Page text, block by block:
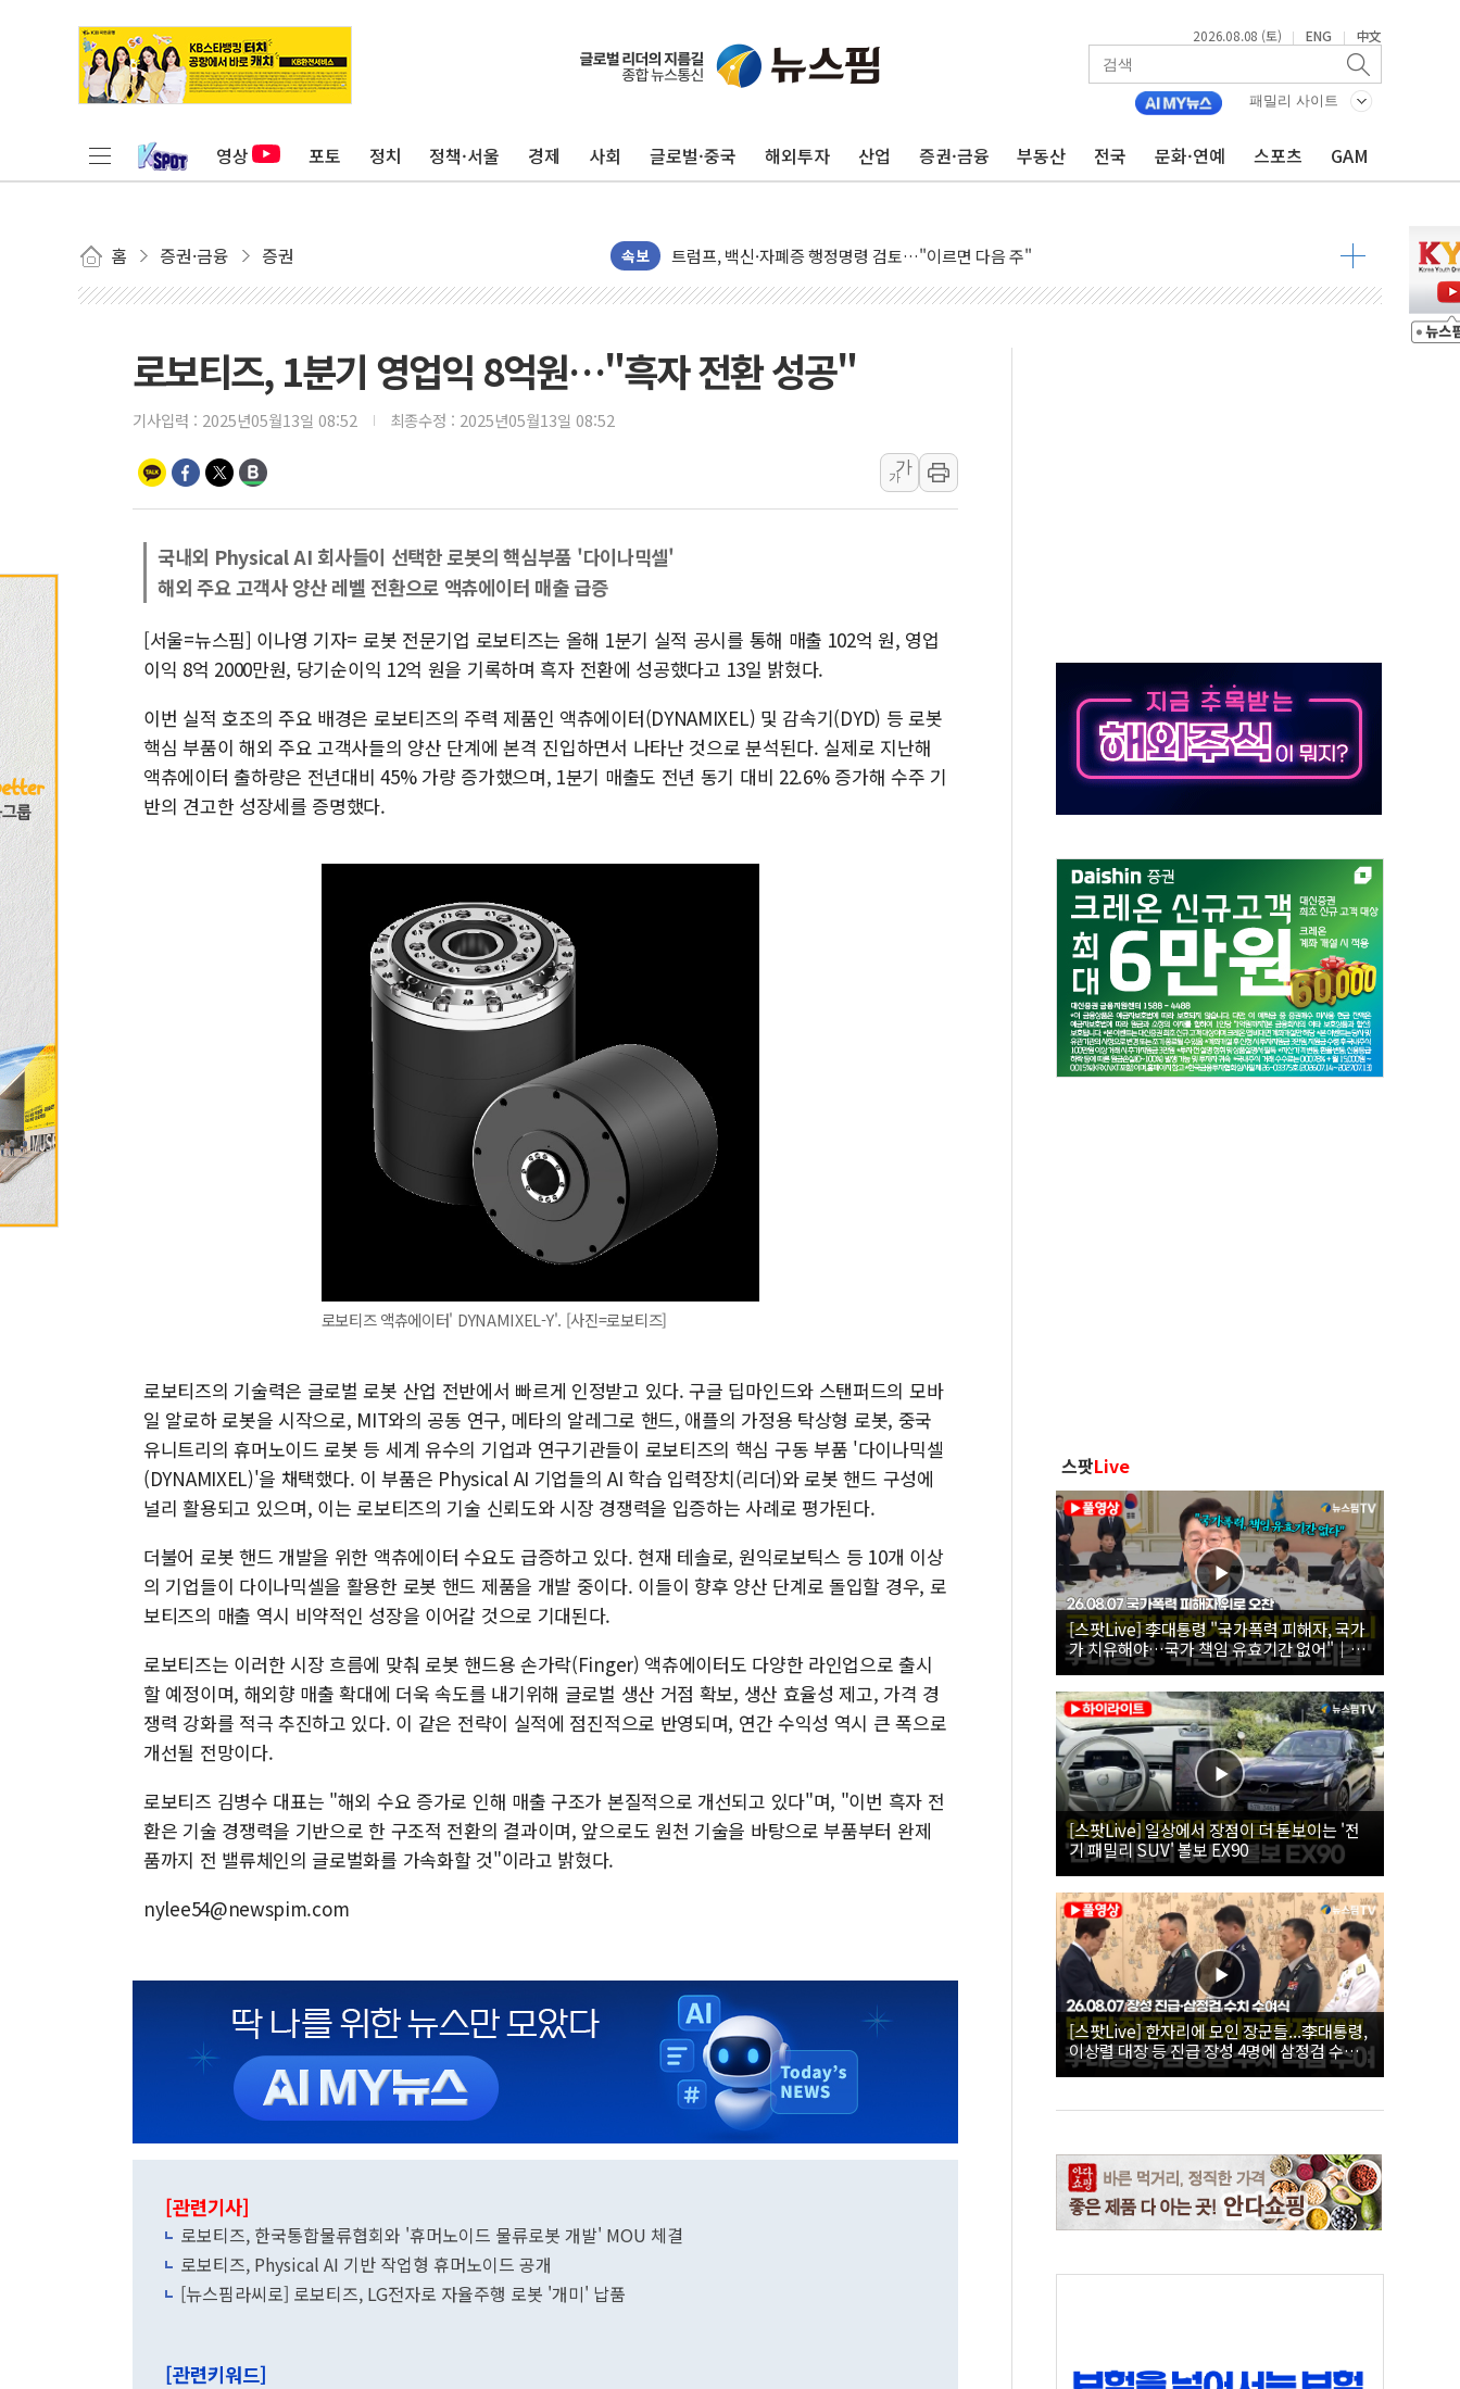
2026.08.08 (토) | ENG | 中文
패밀리 사이트
영상 포토 정치 정책·서울 경제 사회 글로벌·중국 해외투자 산업 증권·금융 부동산 전국 문화·연예 스포츠 GAM
홈 증권·금융 증권 속보
미 연준 매파 기세 꺾이나…고용 감소에 9월 동결 전망 우세
[종합] 이슬람 수니파 3국, '공동방위협정' 체결… 이스라엘·이란 위협에 맞설 자체 억지력 강화
美 항소법원, 백악관 무도회장 공사 중단 명령…트럼프 제동
이란 핵심 원유 수출항 '하르그섬', 최근 1주일 이상 '올스톱'… 美 해상봉쇄 영향
[AI MY 뉴스] 뉴욕 반도체주 프리뷰...美 고용 쇼크에 반도체주 '활짝'
뉴욕증시 프리뷰, 美 고용 쇼크에 금리 인상 우려 후퇴…나스닥 선물 1%대 상승
[사진] 이슬람 수니파 3개국, 공동방위협정 체결
뉴욕증시 개장 전 특징주...아틀라시안·클라우드플레어·태양광주↑ VS 트레이드데스크·웬디스↓
보훈부, 미 DPAA와 MOU… "6·25 미군 실종자 7359명 끝까지 찾겠다"
트럼프 "금리 내려야"…파월 때와 달리 워시엔 톤 낮춰
李 대통령, '6시간 마라톤 부동산 2차 회의' 주재… "전폭적 공급 확대·속도전 총력"
트럼프, 中 겨냥 폴리실리콘 관세 15% 부과…美 태양광주 급등
[사진] 빈살만과 에르도안의 만남
이란와이어 "이란 최고지도자 위독…곧 사망해도 놀랍지 않아"
남동발전, 해남군에 국내 최대 규모 400MW 태양광 착공…여의도 1.6배 규모
로보티즈, 1분기 영업익 8억원…"흑자 전환 성공"
기사입력 : 2025년05월13일 08:52 최종수정 : 2025년05월13일 08:52
가
가
국내외 Physical AI 회사들이 선택한 로봇의 핵심부품 '다이나믹셀'
해외 주요 고객사 양산 레벨 전환으로 액츄에이터 매출 급증
[서울=뉴스핌] 이나영 기자= 로봇 전문기업 로보티즈는 올해 1분기 실적 공시를 통해 매출 102억 원, 영업
이익 8억 2000만원, 당기순이익 12억 원을 기록하며 흑자 전환에 성공했다고 13일 밝혔다.
이번 실적 호조의 주요 배경은 로보티즈의 주력 제품인 액츄에이터(DYNAMIXEL) 및 감속기(DYD) 등 로봇
핵심 부품이 해외 주요 고객사들의 양산 단계에 본격 진입하면서 나타난 것으로 분석된다. 실제로 지난해
액츄에이터 출하량은 전년대비 45% 가량 증가했으며, 1분기 매출도 전년 동기 대비 22.6% 증가해 수주 기
반의 견고한 성장세를 증명했다.
로보티즈 액츄에이터' DYNAMIXEL-Y'. [사진=로보티즈]
로보티즈의 기술력은 글로벌 로봇 산업 전반에서 빠르게 인정받고 있다. 구글 딥마인드와 스탠퍼드의 모바
일 알로하 로봇을 시작으로, MIT와의 공동 연구, 메타의 알레그로 핸드, 애플의 가정용 탁상형 로봇, 중국
유니트리의 휴머노이드 로봇 등 세계 유수의 기업과 연구기관들이 로보티즈의 핵심 구동 부품 '다이나믹셀
(DYNAMIXEL)'을 채택했다. 이 부품은 Physical AI 기업들의 AI 학습 입력장치(리더)와 로봇 핸드 구성에
널리 활용되고 있으며, 이는 로보티즈의 기술 신뢰도와 시장 경쟁력을 입증하는 사례로 평가된다.
더불어 로봇 핸드 개발을 위한 액츄에이터 수요도 급증하고 있다. 현재 테솔로, 원익로보틱스 등 10개 이상
의 기업들이 다이나믹셀을 활용한 로봇 핸드 제품을 개발 중이다. 이들이 향후 양산 단계로 돌입할 경우, 로
보티즈의 매출 역시 비약적인 성장을 이어갈 것으로 기대된다.
로보티즈는 이러한 시장 흐름에 맞춰 로봇 핸드용 손가락(Finger) 액츄에이터도 다양한 라인업으로 출시
할 예정이며, 해외향 매출 확대에 더욱 속도를 내기위해 글로벌 생산 거점 확보, 생산 효율성 제고, 가격 경
쟁력 강화를 적극 추진하고 있다. 이 같은 전략이 실적에 점진적으로 반영되며, 연간 수익성 역시 큰 폭으로
개선될 전망이다.
로보티즈 김병수 대표는 "해외 수요 증가로 인해 매출 구조가 본질적으로 개선되고 있다"며, "이번 흑자 전
환은 기술 경쟁력을 기반으로 한 구조적 전환의 결과이며, 앞으로도 원천 기술을 바탕으로 부품부터 완제
품까지 전 밸류체인의 글로벌화를 가속화할 것"이라고 밝혔다.
nylee54@newspim.com
[관련기사]
로보티즈, 한국통합물류협회와 '휴머노이드 물류로봇 개발' MOU 체결
로보티즈, Physical AI 기반 작업형 휴머노이드 공개
[뉴스핌라씨로] 로보티즈, LG전자로 자율주행 로봇 '개미' 납품
[관련키워드]
스팟Live
[스팟Live] 李대통령 "국가폭력 피해자, 국가
가 치유해야…국가 책임 유효기간 없어"｜
26.08.07 국가폭력 피해자 위로 오찬
[스팟Live] 일상에서 장점이 더 돋보이는 '전
기 패밀리 SUV' 볼보 EX90
[스팟Live] 한자리에 모인 장군들...李대통령,
이상렬 대장 등 진급 장성 4명에 삼정검 수치
직접 수여｜26.08.07 장성 진급·삼정검 수치